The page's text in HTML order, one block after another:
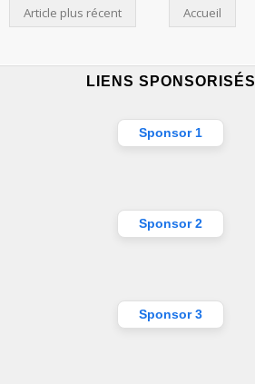
Article plus récent Accueil
LIENS SPONSORISÉS
Sponsor 1
Sponsor 2
Sponsor 3